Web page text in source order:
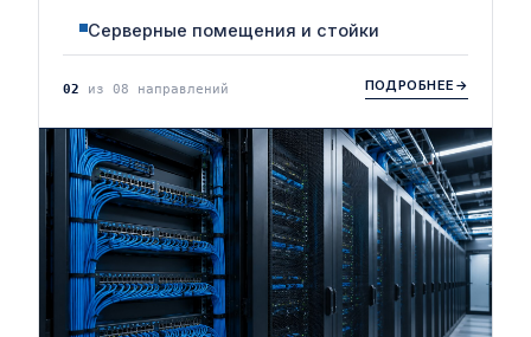
Серверные помещения и стойки
02 из 08 направлений ПОДРОБНЕЕ →